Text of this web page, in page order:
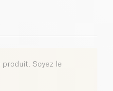
produit. Soyez le